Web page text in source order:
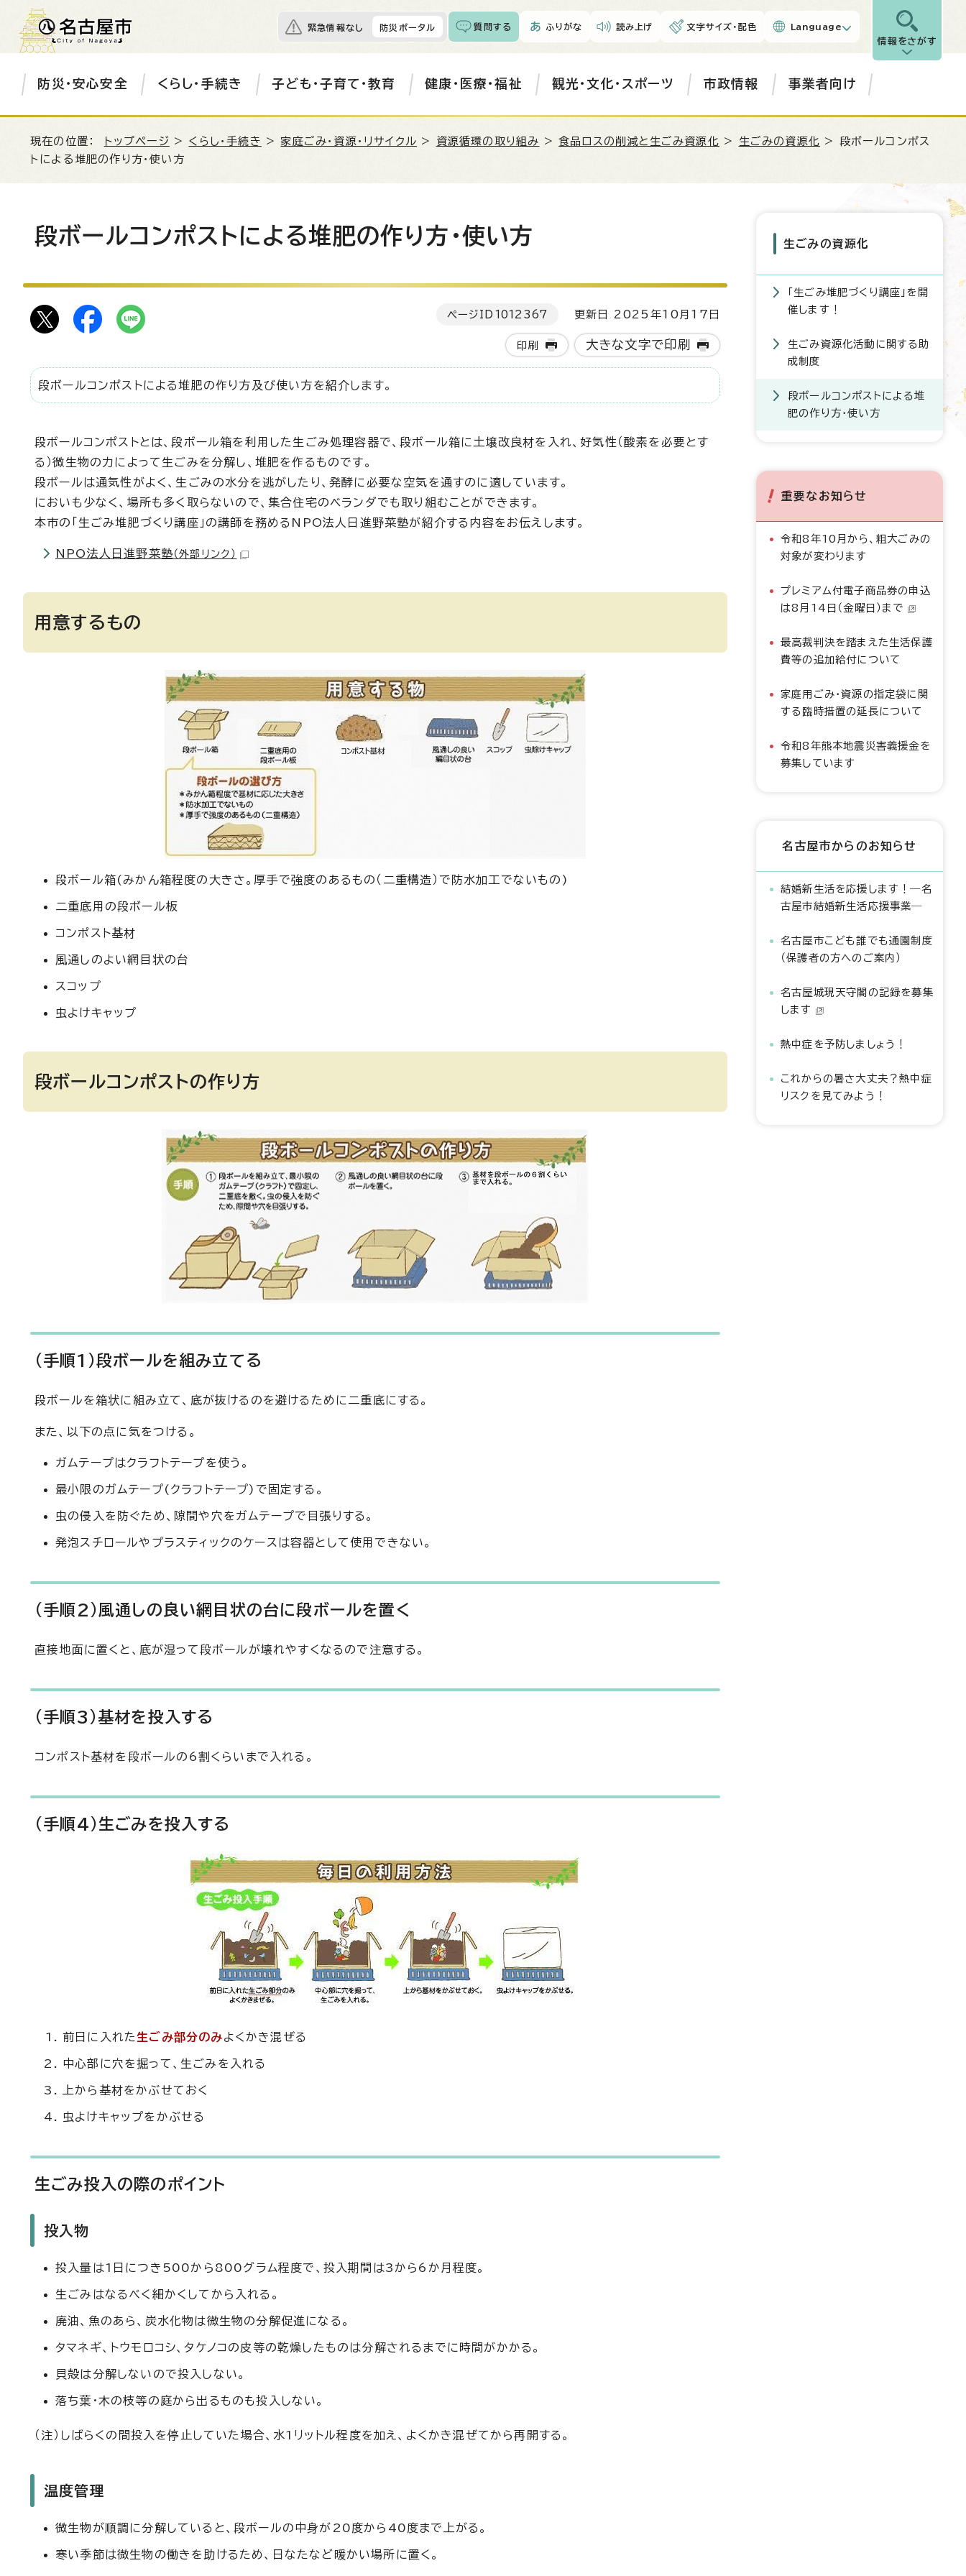
緊急情報なし 防災ポータル 質問する ふりがな 読み上げ 文字サイズ・配色 Language
情報をさがす
防災・安心安全 くらし・手続き 子ども・子育て・教育 健康・医療・福祉 観光・文化・スポーツ 市政情報 事業者向け
現在の位置： トップページ > くらし・手続き > 家庭ごみ・資源・リサイクル > 資源循環の取り組み >食品ロスの削減と生ごみ資源化 > 生ごみの資源化 > 段ボールコンポス
トによる堆肥の作り方・使い方
段ボールコンポストによる堆肥の作り方・使い方
ページID 1012367 更新日 2025年10月17日
印刷 大きな文字で印刷
段ボールコンポストによる堆肥の作り方及び使い方を紹介します。
段ボールコンポストとは、段ボール箱を利用した生ごみ処理容器で、段ボール箱に土壌改良材を入れ、好気性（酸素を必要とす
る）微生物の力によって生ごみを分解し、堆肥を作るものです。
段ボールは通気性がよく、生ごみの水分を逃がしたり、発酵に必要な空気を通すのに適しています。
においも少なく、場所も多く取らないので、集合住宅のベランダでも取り組むことができます。
本市の「生ごみ堆肥づくり講座」の講師を務めるNPO法人日進野菜塾が紹介する内容をお伝えします。
NPO法人日進野菜塾（外部リンク）
用意するもの
段ボール箱(みかん箱程度の大きさ。厚手で強度のあるもの（二重構造）で防水加工でないもの)
二重底用の段ボール板
コンポスト基材
風通しのよい網目状の台
スコップ
虫よけキャップ
段ボールコンポストの作り方
(手順1)段ボールを組み立てる
段ボールを箱状に組み立て、底が抜けるのを避けるために二重底にする。
また、以下の点に気をつける。
ガムテープはクラフトテープを使う。
最小限のガムテープ(クラフトテープ)で固定する。
虫の侵入を防ぐため、隙間や穴をガムテープで目張りする。
発泡スチロールやプラスティックのケースは容器として使用できない。
(手順2)風通しの良い網目状の台に段ボールを置く
直接地面に置くと、底が湿って段ボールが壊れやすくなるので注意する。
(手順3)基材を投入する
コンポスト基材を段ボールの6割くらいまで入れる。
(手順4)生ごみを投入する
前日に入れた生ごみ部分のみよくかき混ぜる
中心部に穴を掘って、生ごみを入れる
上から基材をかぶせておく
虫よけキャップをかぶせる
生ごみ投入の際のポイント
投入物
投入量は1日につき500から800グラム程度で、投入期間は3から6か月程度。
生ごみはなるべく細かくしてから入れる。
廃油、魚のあら、炭水化物は微生物の分解促進になる。
タマネギ、トウモロコシ、タケノコの皮等の乾燥したものは分解されるまでに時間がかかる。
貝殻は分解しないので投入しない。
落ち葉・木の枝等の庭から出るものも投入しない。
（注）しばらくの間投入を停止していた場合、水1リットル程度を加え、よくかき混ぜてから再開する。
温度管理
微生物が順調に分解していると、段ボールの中身が20度から40度まで上がる。
寒い季節は微生物の働きを助けるため、日なたなど暖かい場所に置く。
生ごみの資源化
「生ごみ堆肥づくり講座」を開
催します！
生ごみ資源化活動に関する助
成制度
段ボールコンポストによる堆
肥の作り方・使い方
重要なお知らせ
令和8年10月から、粗大ごみの
対象が変わります
プレミアム付電子商品券の申込
は8月14日（金曜日）まで
最高裁判決を踏まえた生活保護
費等の追加給付について
家庭用ごみ・資源の指定袋に関
する臨時措置の延長について
令和8年熊本地震災害義援金を
募集しています
名古屋市からのお知らせ
結婚新生活を応援します！―名
古屋市結婚新生活応援事業―
名古屋市こども誰でも通園制度
（保護者の方へのご案内）
名古屋城現天守閣の記録を募集
します
熱中症を予防しましょう！
これからの暑さ大丈夫？熱中症
リスクを見てみよう！